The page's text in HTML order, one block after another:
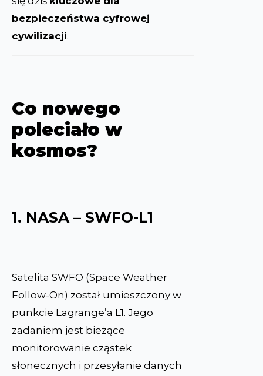
bezpieczeństwa cyfrowej
cywilizacji.
Co nowego
poleciało w
kosmos?
1. NASA – SWFO-L1
Satelita SWFO (Space Weather
Follow-On) został umieszczony w
punkcie Lagrange’a L1. Jego
zadaniem jest bieżące
monitorowanie cząstek
słonecznych i przesyłanie danych